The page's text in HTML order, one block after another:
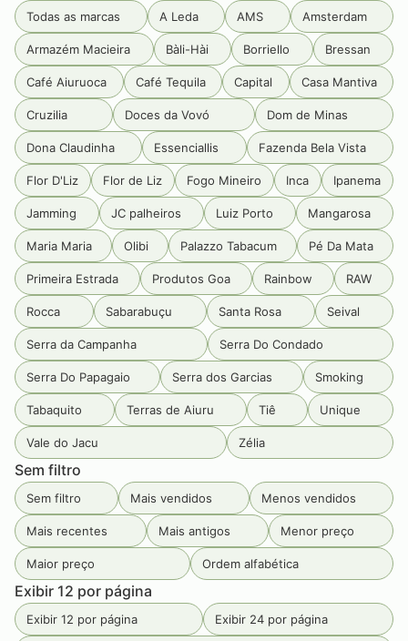
Todas as marcas A Leda AMS Amsterdam
Armazém Macieira Bàli-Hài Borriello Bressan
Café Aiuruoca Café Tequila Capital Casa Mantiva
Cruzilia Doces da Vovó Dom de Minas
Dona Claudinha Essenciallis Fazenda Bela Vista
Flor D'Liz Flor de Liz Fogo Mineiro Inca Ipanema
Jamming JC palheiros Luiz Porto Mangarosa
Maria Maria Olibi Palazzo Tabacum Pé Da Mata
Primeira Estrada Produtos Goa Rainbow RAW
Rocca Sabarabuçu Santa Rosa Seival
Serra da Campanha Serra Do Condado
Serra Do Papagaio Serra dos Garcias Smoking
Tabaquito Terras de Aiuru Tiê Unique
Vale do Jacu Zélia
Sem filtro
Sem filtro Mais vendidos Menos vendidos
Mais recentes Mais antigos Menor preço
Maior preço Ordem alfabética
Exibir 12 por página
Exibir 12 por página Exibir 24 por página